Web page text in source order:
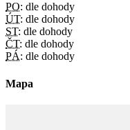
PO: dle dohody
ÚT: dle dohody
ST: dle dohody
ČT: dle dohody
PÁ: dle dohody
Mapa